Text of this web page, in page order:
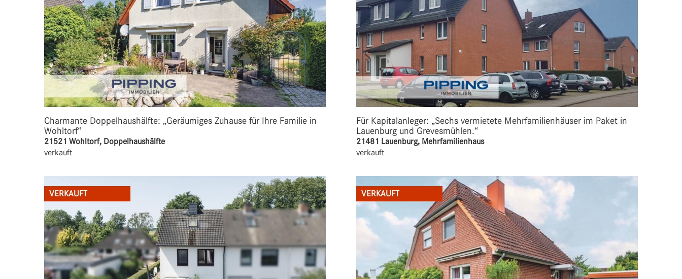
Charmante Doppelhaushälfte: „Geräumiges Zuhause für Ihre Familie in
Wohltorf“
21521 Wohltorf, Doppelhaushälfte
verkauft
Für Kapitalanleger: „Sechs vermietete Mehrfamilienhäuser im Paket in
Lauenburg und Grevesmühlen.“
21481 Lauenburg, Mehrfamilienhaus
verkauft
VERKAUFT VERKAUFT